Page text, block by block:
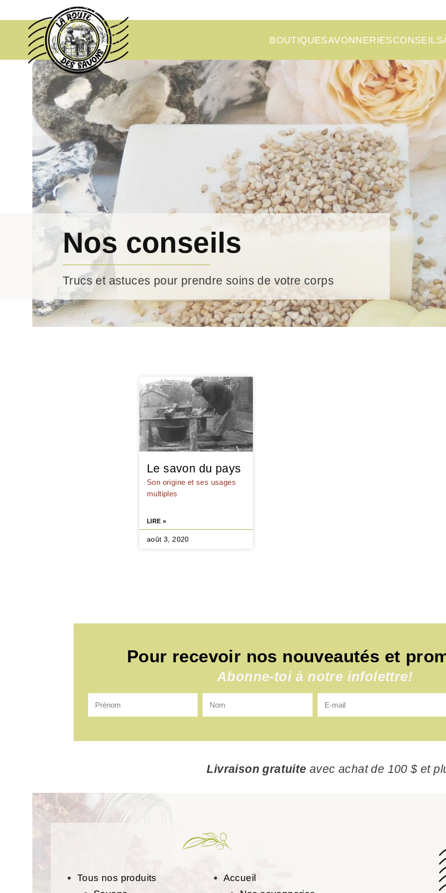
BOUTIQUESAVONNERIESCONSEILS
Nos conseils
Trucs et astuces pour prendre soins de votre corps
Le savon du pays
Son origine et ses usages
multiples
LIRE »
août 3, 2020
Pour recevoir nos nouveautés et
Abonne-toi à notre infolettre!
Livraison gratuite avec achat de 100 $ et
Tous nos produits
Accueil